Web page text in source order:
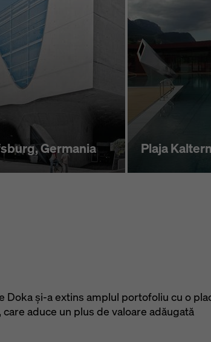
Germania Plaja
Doka şi-a extins amplul portofoliu cu o
aduce un plus de valoare adăugată